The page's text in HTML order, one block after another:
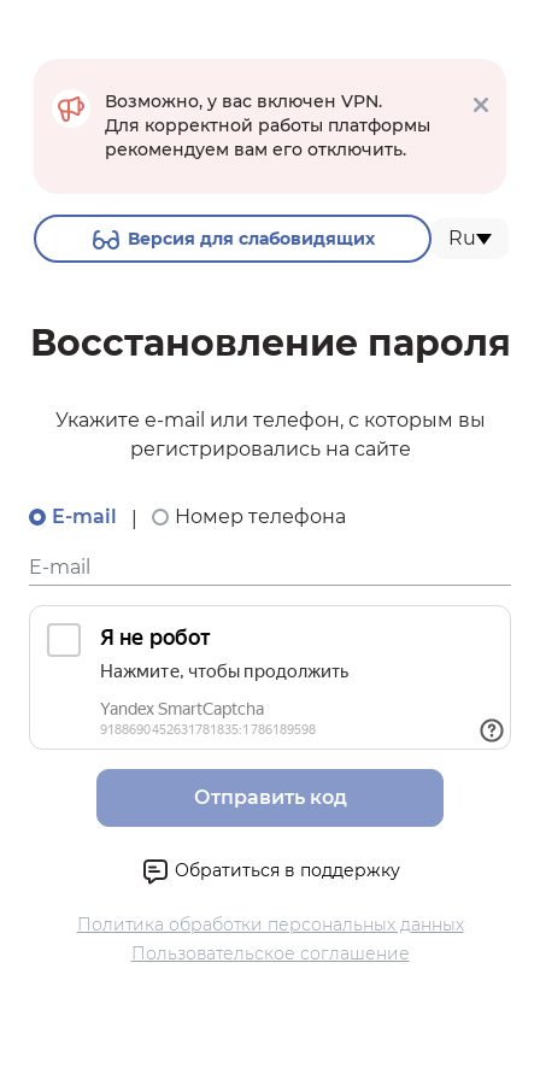
Версия для слабовидящих Ru
Возможно, у вас включен VPN.
Для корректной работы платформы
рекомендуем вам его отключить.
Восстановление пароля
Укажите e-mail или телефон, с которым вы
регистрировались на сайте
E-mail Номер телефона
Отправить код
Обратиться в поддержку
Политика обработки персональных данных
Пользовательское соглашение